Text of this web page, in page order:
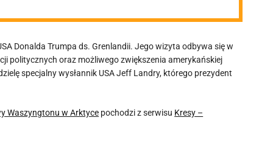
Donalda Trumpa ds. Grenlandii. Jego wizyta odbywa się w
politycznych oraz możliwego zwiększenia amerykańskiej
specjalny wysłannik USA Jeff Landry, którego prezydent
Waszyngtonu w Arktyce pochodzi z serwisu Kresy –